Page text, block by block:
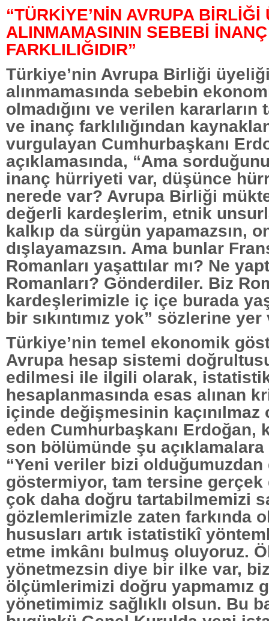
“TÜRKİYE’NİN AVRUPA BİRLİĞİ
ALINMAMASININ SEBEBİ İNANÇ
FARKLILIĞIDIR”
Türkiye’nin Avrupa Birliği
alınmamasında sebebin
olmadığını ve verilen
ve inanç farklılığından
vurgulayan Cumhurbaşkanı
açıklamasında, “Ama
inanç hürriyeti var, düşünce
nerede var? Avrupa Birliği
değerli kardeşlerim, etnik
kalkıp da sürgün yapamazsın,
dışlayamazsın. Ama bunlar
Romanları yaşattılar mı? Ne
Romanları? Gönderdiler. Biz
kardeşlerimizle iç içe burada
bir sıkıntımız yok” sözlerine
Türkiye’nin temel ekonomik
Avrupa hesap sistemi
edilmesi ile ilgili olarak,
hesaplanmasında esas alınan
içinde değişmesinin
eden Cumhurbaşkanı Erdoğan,
son bölümünde şu
“Yeni veriler bizi
göstermiyor, tam tersine gerçek
çok daha doğru tartabilmemizi
gözlemlerimizle zaten farkında
hususları artık istatistikî
etme imkânı bulmuş oluyoruz.
yönetmezsin diye bir ilke var,
ölçümlerimizi doğru yapmamız
yönetimimiz sağlıklı olsun. Bu